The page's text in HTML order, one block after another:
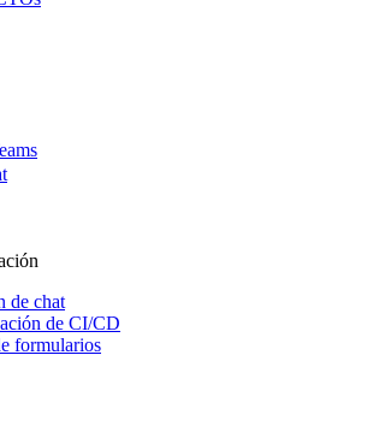
de chat
de CI/CD
formularios